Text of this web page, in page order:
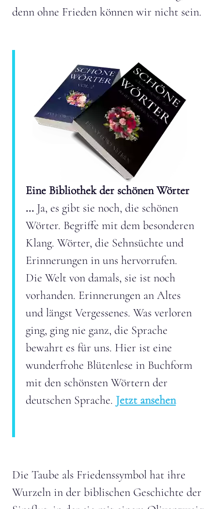
denn ohne Frieden können wir nicht sein.
Eine Bibliothek der schönen Wörter
... Ja, es gibt sie noch, die schönen
Wörter. Begriffe mit dem besonderen
Klang. Wörter, die Sehnsüchte und
Erinnerungen in uns hervorrufen.
Die Welt von damals, sie ist noch
vorhanden. Erinnerungen an Altes
und längst Vergessenes. Was verloren
ging, ging nie ganz, die Sprache
bewahrt es für uns. Hier ist eine
wunderfrohe Blütenlese in Buchform
mit den schönsten Wörtern der
deutschen Sprache. Jetzt ansehen
Die Taube als Friedenssymbol hat ihre
Wurzeln in der biblischen Geschichte der